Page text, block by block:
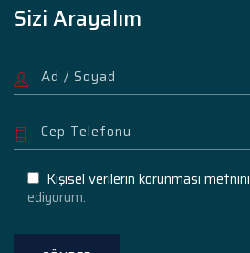
Sizi Arayalım
Kişisel verilerin korunması metnini
ediyorum.